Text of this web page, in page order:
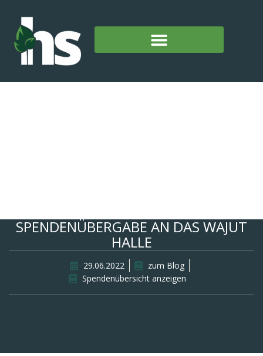
SPENDENÜBERGABE AN DAS WAJUT
HALLE
29.06.2022
zum Blog
Spendenübersicht anzeigen